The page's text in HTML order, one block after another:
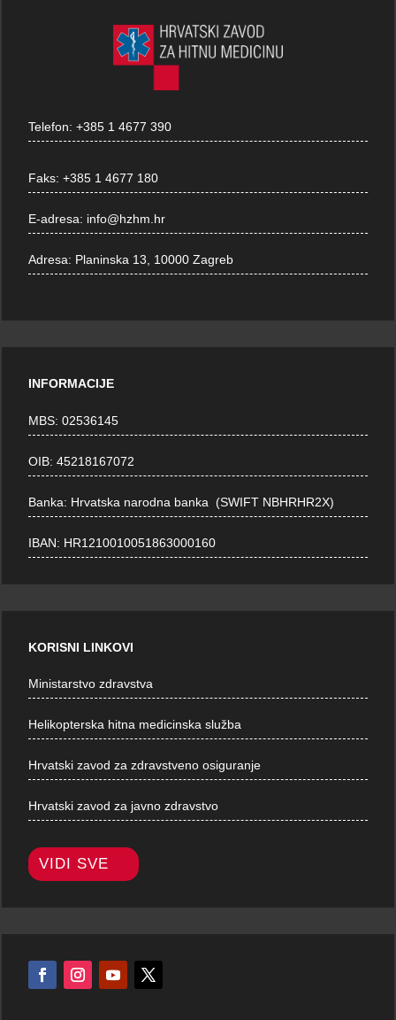
Telefon:+385 1 4677 390
Faks:+385 1 4677 180
E-adresa: info@hzhm.hr
Adresa: Planinska 13, 10000 Zagreb
INFORMACIJE
MBS: 02536145
OIB: 45218167072
Banka: Hrvatska narodna banka (SWIFT NBHRHR2X)
IBAN: HR1210010051863000160
KORISNI LINKOVI
Ministarstvo zdravstva
Helikopterska hitna medicinska služba
Hrvatski zavod za zdravstveno osiguranje
Hrvatski zavod za javno zdravstvo
VIDI SVE